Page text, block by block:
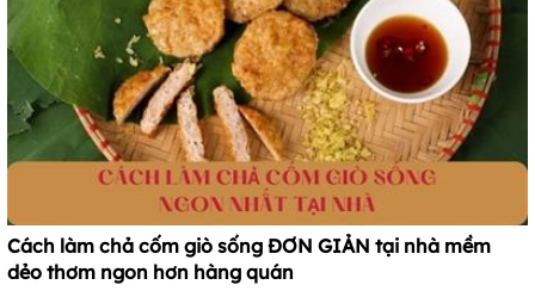
Cách làm chả cốm giò sống ĐƠN GIẢN tại nhà mềm
dẻo thơm ngon hơn hàng quán